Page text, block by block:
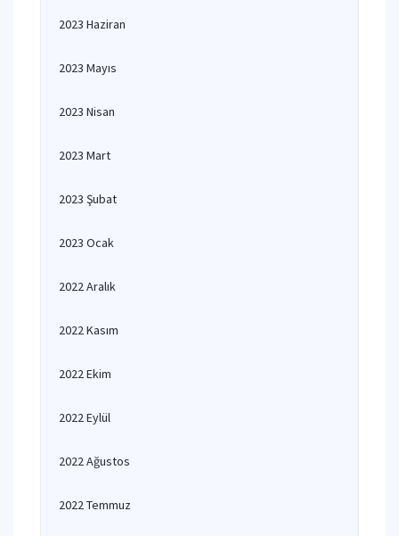
2023 Haziran
2023 Mayıs
2023 Nisan
2023 Mart
2023 Şubat
2023 Ocak
2022 Aralık
2022 Kasım
2022 Ekim
2022 Eylül
2022 Ağustos
2022 Temmuz